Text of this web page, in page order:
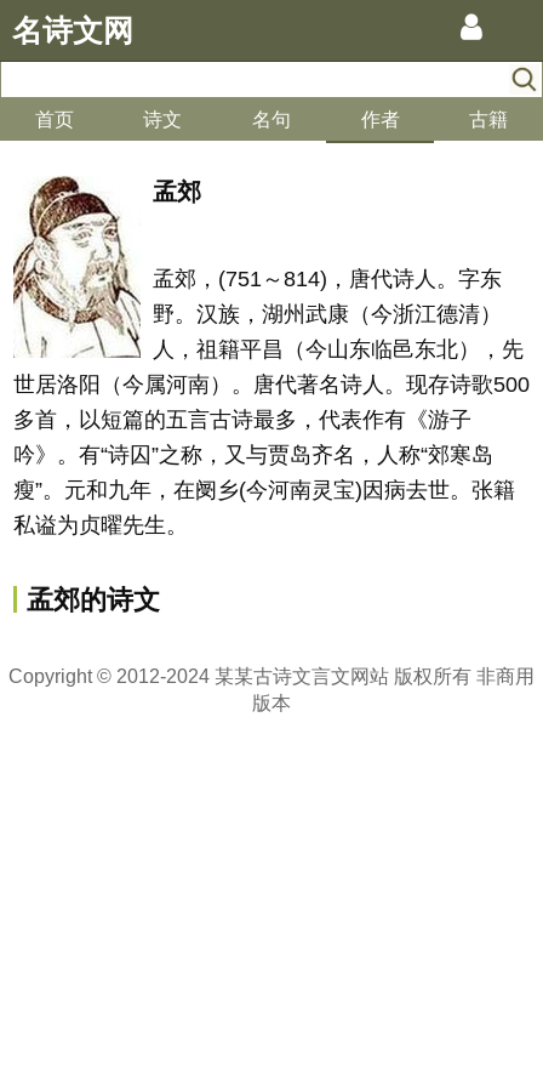
名诗文网
首页 诗文 名句 作者 古籍
孟郊
孟郊，(751～814)，唐代诗人。字东
野。汉族，湖州武康（今浙江德清）
人，祖籍平昌（今山东临邑东北），先
世居洛阳（今属河南）。唐代著名诗人。现存诗歌500
多首，以短篇的五言古诗最多，代表作有《游子
吟》。有“诗囚”之称，又与贾岛齐名，人称“郊寒岛
瘦”。元和九年，在阌乡(今河南灵宝)因病去世。张籍
私谥为贞曜先生。
孟郊的诗文
Copyright © 2012-2024 某某古诗文言文网站 版权所有 非商用
版本